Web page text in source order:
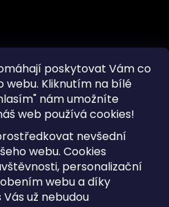
poskytovat Vám co
webu. Kliknutím na bílé
nám umožníte
web používá cookies!
nevšední
webu. Cookies
personalizační
webu a díky
už nebudou